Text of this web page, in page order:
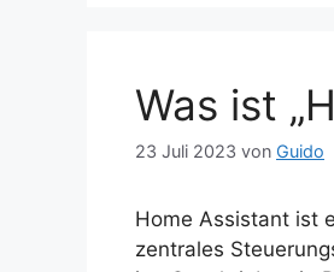
Was ist
23 Juli 2023 von Guido
Home Assistant ist
zentrales